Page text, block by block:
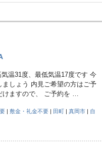
温31度、最低気温17度です 今
しょう 内見ご希望の方はご予
けますので、 ご予約を …
|敷金・礼金不要 | 田町 |真岡市 | 自